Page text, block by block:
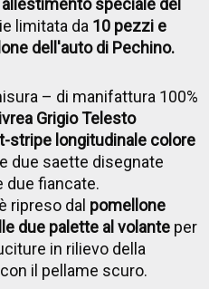
speciale del
limitata da 10 pezzi e
dell'auto di Pechino.
– di manifattura 100%
livrea Grigio Telesto
stripe longitudinale colore
due saette disegnate
due fiancate.
ripreso dal pomellone
due palette al volante per
in rilievo della
il pellame scuro.